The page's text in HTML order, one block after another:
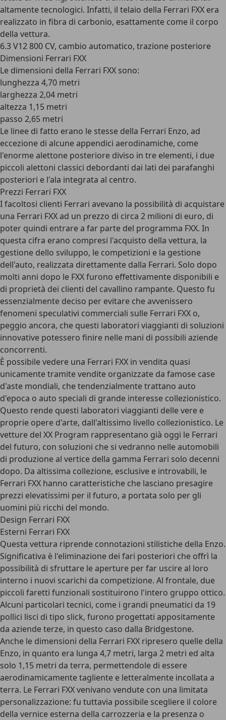
altamente tecnologici. Infatti, il telaio della Ferrari FXX era
realizzato in fibra di carbonio, esattamente come il corpo
della vettura.
6.3 V12 800 CV, cambio automatico, trazione posteriore
Dimensioni Ferrari FXX
Le dimensioni della Ferrari FXX sono:
lunghezza 4,70 metri
larghezza 2,04 metri
altezza 1,15 metri
passo 2,65 metri
Le linee di fatto erano le stesse della Ferrari Enzo, ad
eccezione di alcune appendici aerodinamiche, come
l'enorme alettone posteriore diviso in tre elementi, i due
piccoli alettoni classici debordanti dai lati dei parafanghi
posteriori e l'ala integrata al centro.
Prezzi Ferrari FXX
I facoltosi clienti Ferrari avevano la possibilità di acquistare
una Ferrari FXX ad un prezzo di circa 2 milioni di euro, di
poter quindi entrare a far parte del programma FXX. In
questa cifra erano compresi l'acquisto della vettura, la
gestione dello sviluppo, le competizioni e la gestione
dell'auto, realizzata direttamente dalla Ferrari. Solo dopo
molti anni dopo le FXX furono effettivamente disponibili e
di proprietà dei clienti del cavallino rampante. Questo fu
essenzialmente deciso per evitare che avvenissero
fenomeni speculativi commerciali sulle Ferrari FXX o,
peggio ancora, che questi laboratori viaggianti di soluzioni
innovative potessero finire nelle mani di possibili aziende
concorrenti.
È possibile vedere una Ferrari FXX in vendita quasi
unicamente tramite vendite organizzate da famose case
d'aste mondiali, che tendenzialmente trattano auto
d'epoca o auto speciali di grande interesse collezionistico.
Questo rende questi laboratori viaggianti dellevere e
proprie opere d'arte, dall'altissimo livello collezionistico. Le
vetture del XX Program rappresentano già oggi le Ferrari
del futuro, con soluzioni che si vedranno nelle automobili
di produzione al vertice della gamma Ferrari solo decenni
dopo. Da altissima collezione, esclusive e introvabili, le
Ferrari FXX hanno caratteristiche che lasciano presagire
prezzi elevatissimi per il futuro, a portata solo per gli
uomini più ricchi del mondo.
Design Ferrari FXX
Esterni Ferrari FXX
Questa vettura riprende connotazioni stilistiche della Enzo.
Significativa è l'eliminazione dei fari posteriori che offrì la
possibilità di sfruttare le aperture per far uscire al loro
interno i nuovi scarichi da competizione. Al frontale, due
piccoli faretti funzionali sostituirono l'intero gruppo ottico.
Alcuni particolari tecnici, come i grandi pneumatici da 19
pollici lisci di tipo slick, furono progettati appositamente
da aziende terze, in questo caso dalla Bridgestone.
Anche le dimensioni della Ferrari FXX ripresero quelle della
Enzo, in quanto era lunga 4,7 metri, larga 2 metri ed alta
solo 1,15 metri da terra, permettendole di essere
aerodinamicamente tagliente e letteralmente incollata a
terra. Le Ferrari FXX venivano vendute con una limitata
personalizzazione: fu tuttavia possibile scegliere il colore
della vernice esterna della carrozzeria e la presenza o